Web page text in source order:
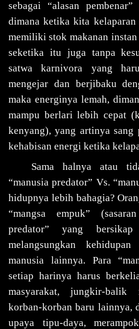
sebagai “alasan
dimana ketika kita
memiliki stok makanan
seketika itu juga tanpa
satwa karnivora yang
mengejar dan berjibaku
maka energinya lemah,
mampu berlari lebih cepat
kenyang), yang artinya sang
kehabisan energi ketika
Sama halnya atau
“manusia predator” Vs.
hidupnya lebih bahagia?
“mangsa empuk”
predator” yang
melangsungkan
manusia lainnya. Para
setiap harinya harus
masyarakat, jungkir-balik
korban-korban baru lainnya,
upaya tipu-daya,